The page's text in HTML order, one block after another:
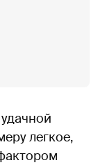
легкое,